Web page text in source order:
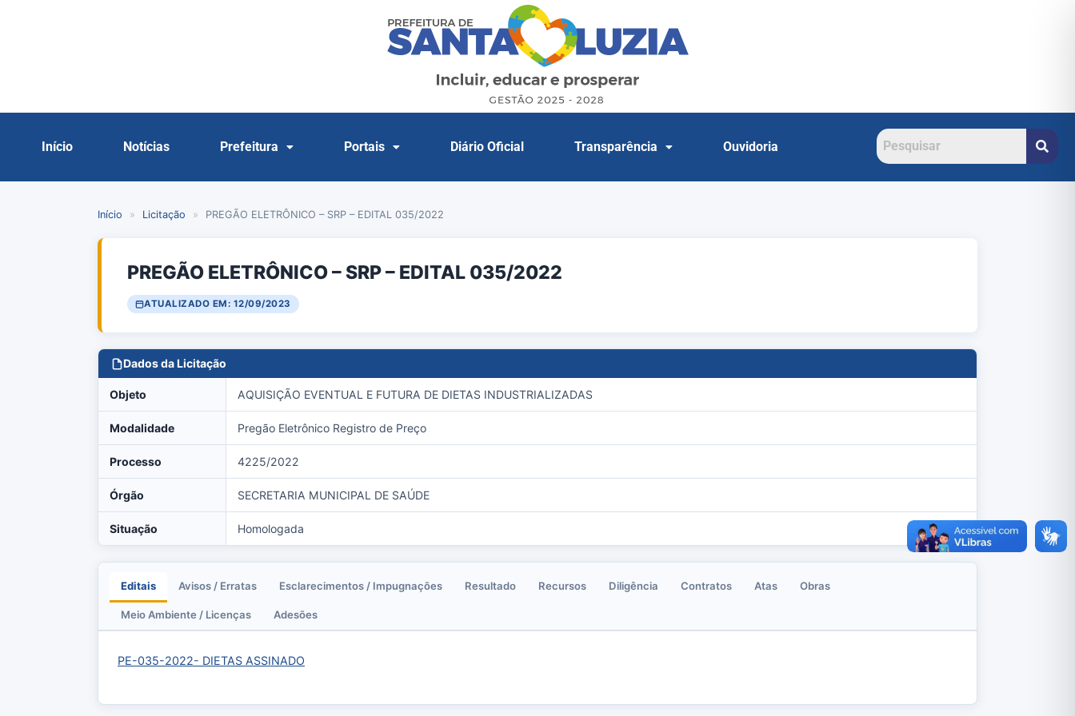
Início Notícias Prefeitura Portais Diário Oficial Transparência Ouvidoria
Início » Licitação » PREGÃO ELETRÔNICO – SRP – EDITAL 035/2022
PREGÃO ELETRÔNICO – SRP – EDITAL 035/2022
ATUALIZADO EM: 12/09/2023
Dados da Licitação
Objeto AQUISIÇÃO EVENTUAL E FUTURA DE DIETAS INDUSTRIALIZADAS
Modalidade Pregão Eletrônico Registro de Preço
Processo 4225/2022
Órgão SECRETARIA MUNICIPAL DE SAÚDE
Situação Homologada
Editais Avisos / Erratas Esclarecimentos / Impugnações Resultado Recursos Diligência Contratos Atas Obras
Meio Ambiente / Licenças Adesões
PE-035-2022- DIETAS ASSINADO